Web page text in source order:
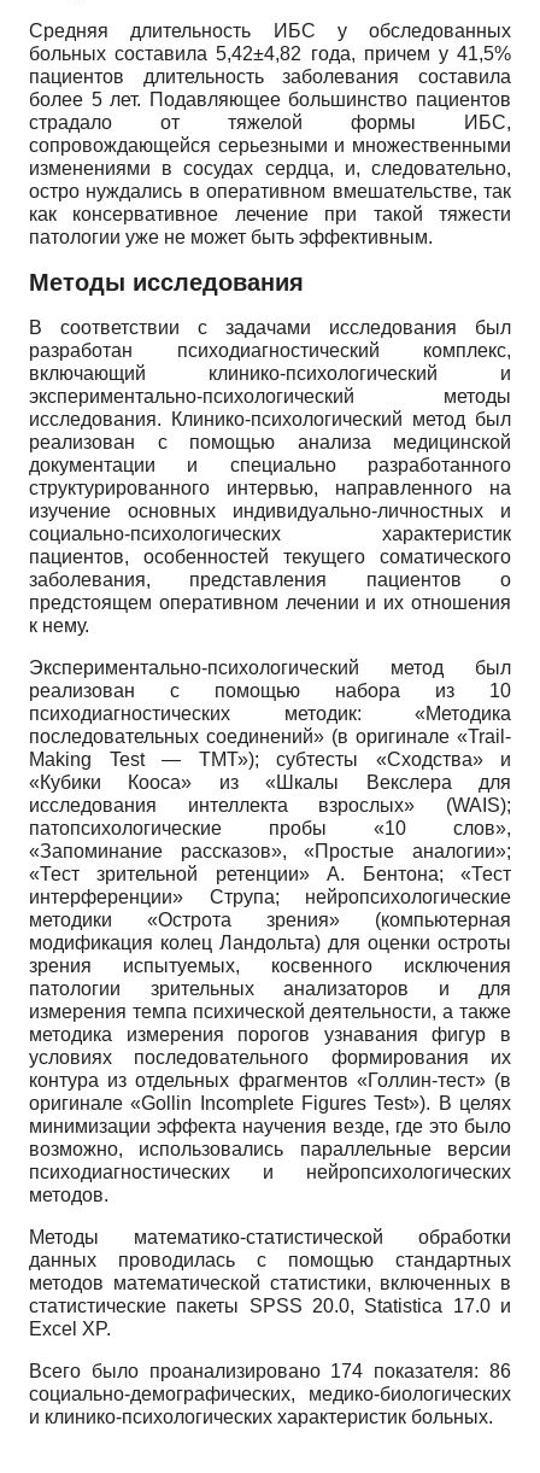
Средняя длительность ИБС у обследованных
больных составила 5,42±4,82 года, причем у 41,5%
пациентов длительность заболевания составила
более 5 лет. Подавляющее большинство пациентов
страдало от тяжелой формы ИБС,
сопровождающейся серьезными и множественными
изменениями в сосудах сердца, и, следовательно,
остро нуждались в оперативном вмешательстве, так
как консервативное лечение при такой тяжести
патологии уже не может быть эффективным.
Методы исследования
В соответствии с задачами исследования был
разработан психодиагностический комплекс,
включающий клинико-психологический и
экспериментально-психологический методы
исследования. Клинико-психологический метод был
реализован с помощью анализа медицинской
документации и специально разработанного
структурированного интервью, направленного на
изучение основных индивидуально-личностных и
социально-психологических характеристик
пациентов, особенностей текущего соматического
заболевания, представления пациентов о
предстоящем оперативном лечении и их отношения
к нему.
Экспериментально-психологический метод был
реализован с помощью набора из 10
психодиагностических методик: «Методика
последовательных соединений» (в оригинале «Trail-
Making Test — ТМТ»); субтесты «Сходства» и
«Кубики Кооса» из «Шкалы Векслера для
исследования интеллекта взрослых» (WAIS);
патопсихологические пробы «10 слов»,
«Запоминание рассказов», «Простые аналогии»;
«Тест зрительной ретенции» А. Бентона; «Тест
интерференции» Струпа; нейропсихологические
методики «Острота зрения» (компьютерная
модификация колец Ландольта) для оценки остроты
зрения испытуемых, косвенного исключения
патологии зрительных анализаторов и для
измерения темпа психической деятельности, а также
методика измерения порогов узнавания фигур в
условиях последовательного формирования их
контура из отдельных фрагментов «Голлин-тест» (в
оригинале «Gollin Incomplete Figures Test»). В целях
минимизации эффекта научения везде, где это было
возможно, использовались параллельные версии
психодиагностических и нейропсихологических
методов.
Методы математико-статистической обработки
данных проводилась с помощью стандартных
методов математической статистики, включенных в
статистические пакеты SPSS 20.0, Statistica 17.0 и
Excel XP.
Всего было проанализировано 174 показателя: 86
социально-демографических, медико-биологических
и клинико-психологических характеристик больных.